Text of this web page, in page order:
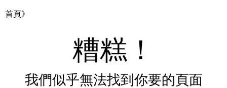
首頁》
糟糕！
我們似乎無法找到你要的頁面